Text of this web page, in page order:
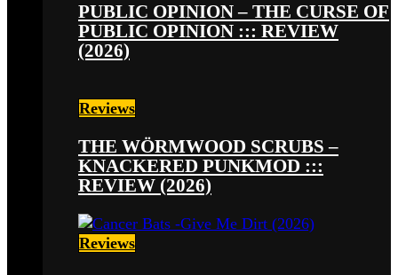
PUBLIC OPINION – THE CURSE OF
PUBLIC OPINION ::: REVIEW
(2026)
Reviews
THE WÖRMWOOD SCRUBS –
KNACKERED PUNKMOD :::
REVIEW (2026)
Reviews